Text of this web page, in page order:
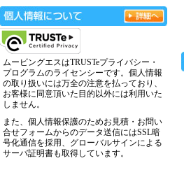
ムービングエスはTRUSTeプライバシー・
プログラムのライセンシーです。個人情報
の取り扱いには万全の注意を払っており、
お客様に同意頂いた目的以外には利用いた
しません。
また、個人情報保護のためお見積・お問い
合せフォームからのデータ送信にはSSL暗
号化通信を採用、グローバルサインによる
サーバ証明書も取得しています。